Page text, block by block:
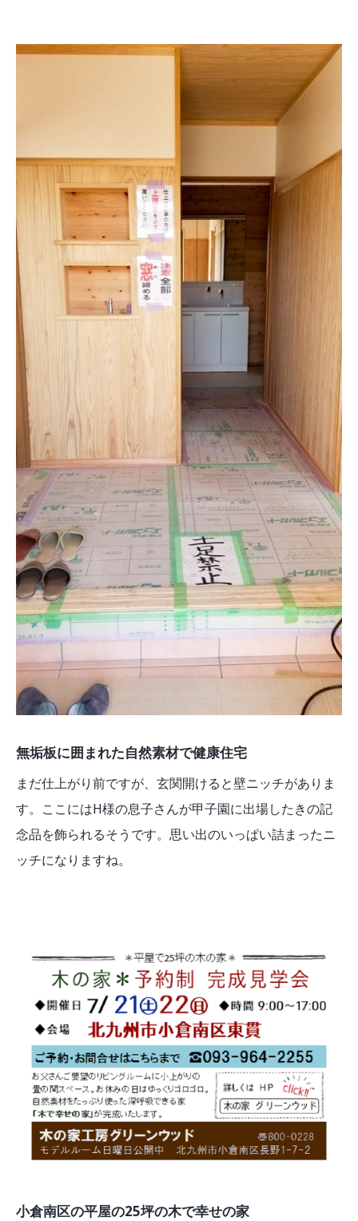
無垢板に囲まれた自然素材で健康住宅
まだ仕上がり前ですが、玄関開けると壁ニッチがありま
す。ここにはH様の息子さんが甲子園に出場したきの記
念品を飾られるそうです。思い出のいっぱい詰まったニ
ッチになりますね。
小倉南区の平屋の25坪の木で幸せの家